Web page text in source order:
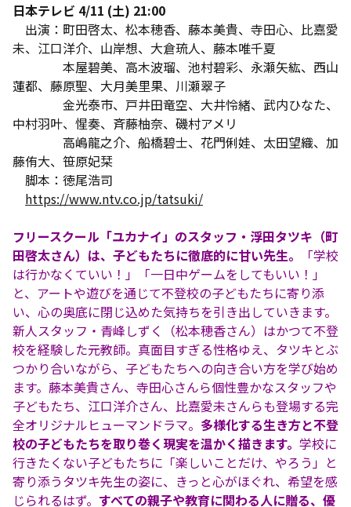
日本テレビ 4/11 (土) 21:00
出演：町田啓太、松本穂香、藤本美貴、寺田心、比嘉愛
未、江口洋介、山岸想、大倉琉人、藤本唯千夏
本屋碧美、高木波瑠、池村碧彩、永瀬矢紘、西山
蓮都、藤原聖、大月美里果、川瀬翠子
金光泰市、戸井田竜空、大井怜緒、武内ひなた、
中村羽叶、惺奏、斉藤柚奈、磯村アメリ
高嶋龍之介、船橋碧士、花門俐娃、太田望織、加
藤侑大、笹原妃栞
脚本：徳尾浩司
https://www.ntv.co.jp/tatsuki/
フリースクール「ユカナイ」のスタッフ・浮田タツキ（町
田啓太さん）は、子どもたちに徹底的に甘い先生。
「学校
は行かなくていい！」「一日中ゲームをしてもいい！」
と、アートや遊びを通じて不登校の子どもたちに寄り添
い、心の奥底に閉じ込めた気持ちを引き出していきます。
新人スタッフ・青峰しずく（松本穂香さん）はかつて不登
校を経験した元教師。真面目すぎる性格ゆえ、タツキとぶ
つかり合いながら、子どもたちへの向き合い方を学び始め
ます。藤本美貴さん、寺田心さんら個性豊かなスタッフや
子どもたち、江口洋介さん、比嘉愛未さんらも登場する完
全オリジナルヒューマンドラマ。 多様化する生き方と不登
校の子どもたちを取り巻く現実を温かく描きます。 学校に
行きたくない子どもたちに「楽しいことだけ、やろう」と
寄り添うタツキ先生の姿に、きっと心がほぐれ、希望を感
じられるはず。 すべての親子や教育に関わる人に贈る、優